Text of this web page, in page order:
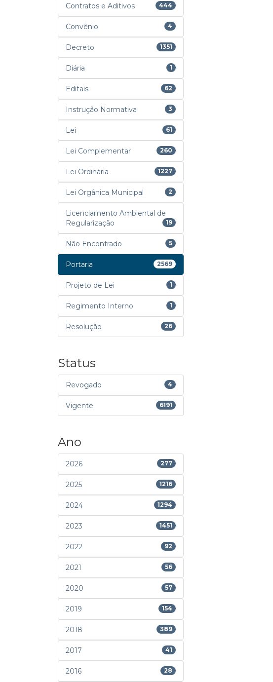
Contratos e Aditivos 444
Convênio 4
Decreto 1351
Diária 1
Editais 62
Instrução Normativa 3
Lei 61
Lei Complementar 260
Lei Ordinária 1227
Lei Orgânica Municipal 2
Licenciamento Ambiental de
Regularização
19
Não Encontrado 5
Portaria 2569
Projeto de Lei 1
Regimento Interno 1
Resolução 26
Status
Revogado 4
Vigente 6191
Ano
2026 277
2025 1216
2024 1294
2023 1451
2022 92
2021 56
2020 57
2019 154
2018 389
2017 41
2016 28